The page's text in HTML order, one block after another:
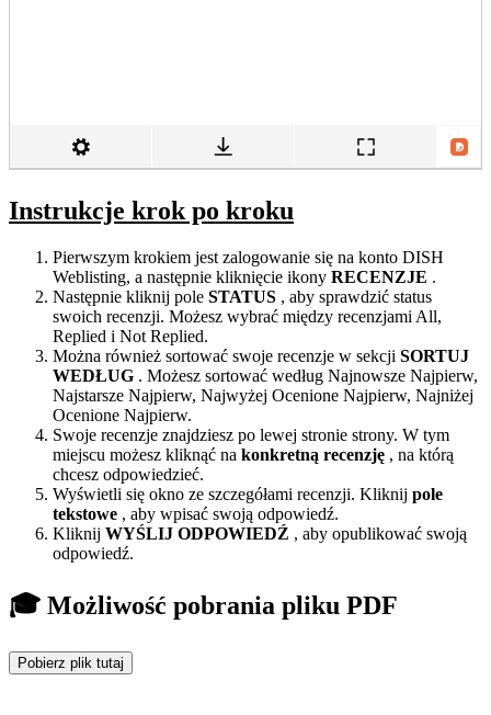
Instrukcje krok po kroku
Pierwszym krokiem jest zalogowanie się na konto DISH
Weblisting, a następnie kliknięcie ikony RECENZJE .
Następnie kliknij pole STATUS , aby sprawdzić status
swoich recenzji. Możesz wybrać między recenzjami All,
Replied i Not Replied.
Można również sortować swoje recenzje w sekcji SORTUJ
WEDŁUG . Możesz sortować według Najnowsze Najpierw,
Najstarsze Najpierw, Najwyżej Ocenione Najpierw, Najniżej
Ocenione Najpierw.
Swoje recenzje znajdziesz po lewej stronie strony. W tym
miejscu możesz kliknąć na konkretną recenzję , na którą
chcesz odpowiedzieć.
Wyświetli się okno ze szczegółami recenzji. Kliknij pole
tekstowe , aby wpisać swoją odpowiedź.
Kliknij WYŚLIJ ODPOWIEDŹ , aby opublikować swoją
odpowiedź.
🎓 Możliwość pobrania pliku PDF
Pobierz plik tutaj